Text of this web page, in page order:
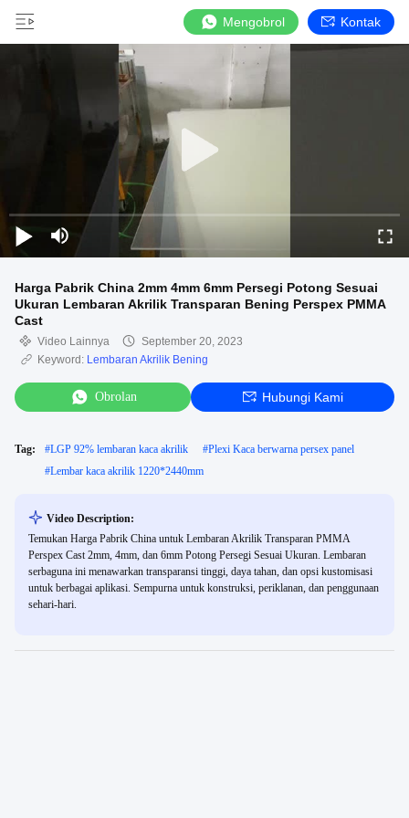
Mengobrol Kontak
Harga Pabrik China 2mm 4mm 6mm Persegi Potong Sesuai
Ukuran Lembaran Akrilik Transparan Bening Perspex PMMA
Cast
Video Lainnya
September 20, 2023
Keyword: Lembaran Akrilik Bening
Obrolan Hubungi Kami
Tag: #LGP 92% lembaran kaca akrilik #Plexi Kaca berwarna persex panel
#Lembar kaca akrilik 1220*2440mm
Video Description:
Temukan Harga Pabrik China untuk Lembaran Akrilik Transparan PMMA
Perspex Cast 2mm, 4mm, dan 6mm Potong Persegi Sesuai Ukuran. Lembaran
serbaguna ini menawarkan transparansi tinggi, daya tahan, dan opsi kustomisasi
untuk berbagai aplikasi. Sempurna untuk konstruksi, periklanan, dan penggunaan
sehari-hari.